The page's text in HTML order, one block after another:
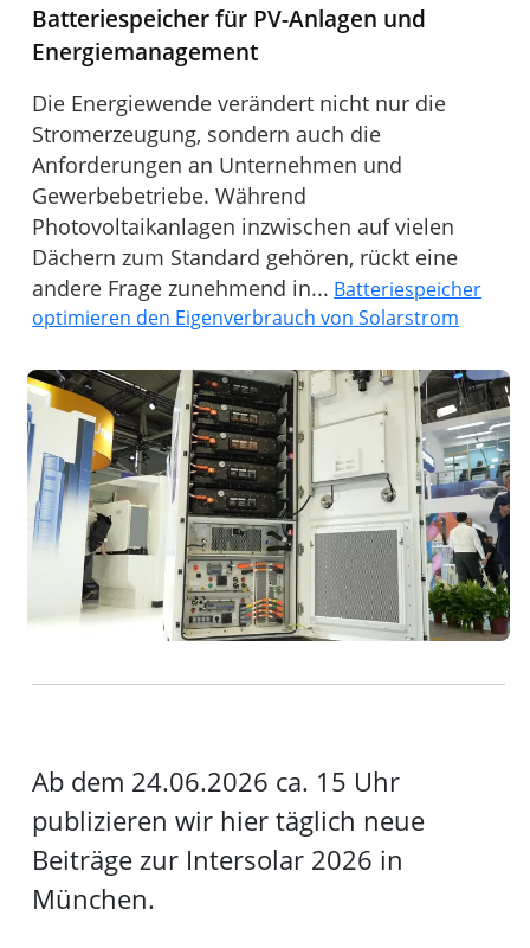
Batteriespeicher für PV-Anlagen und
Energiemanagement
Die Energiewende verändert nicht nur die
Stromerzeugung, sondern auch die
Anforderungen an Unternehmen und
Gewerbebetriebe. Während
Photovoltaikanlagen inzwischen auf vielen
Dächern zum Standard gehören, rückt eine
andere Frage zunehmend in... Batteriespeicher
optimieren den Eigenverbrauch von Solarstrom
Ab dem 24.06.2026 ca. 15 Uhr
publizieren wir hier täglich neue
Beiträge zur Intersolar 2026 in
München.